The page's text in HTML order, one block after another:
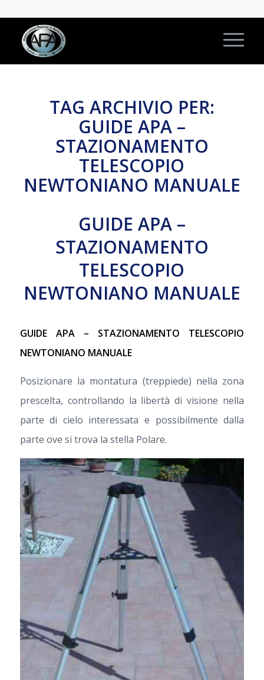
TAG ARCHIVIO PER:
GUIDE APA –
STAZIONAMENTO
TELESCOPIO
NEWTONIANO MANUALE
GUIDE APA –
STAZIONAMENTO
TELESCOPIO
NEWTONIANO MANUALE
GUIDE APA – STAZIONAMENTO TELESCOPIO
NEWTONIANO MANUALE
Posizionare la montatura (treppiede) nella zona
prescelta, controllando la libertà di visione nella
parte di cielo interessata e possibilmente dalla
parte ove si trova la stella Polare.